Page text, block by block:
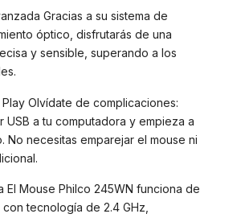
Gracias a su sistema de
óptico, disfrutarás de una
y sensible, superando a los
Olvídate de complicaciones:
a tu computadora y empieza a
No necesitas emparejar el mouse ni
El Mouse Philco 245WN funciona de
tecnología de 2.4 GHz,